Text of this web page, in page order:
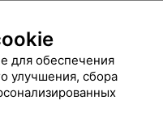
TSH
для обеспечения
улучшения, сбора